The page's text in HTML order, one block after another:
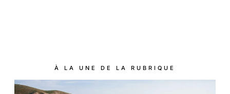
À LA UNE DE LA RUBRIQUE